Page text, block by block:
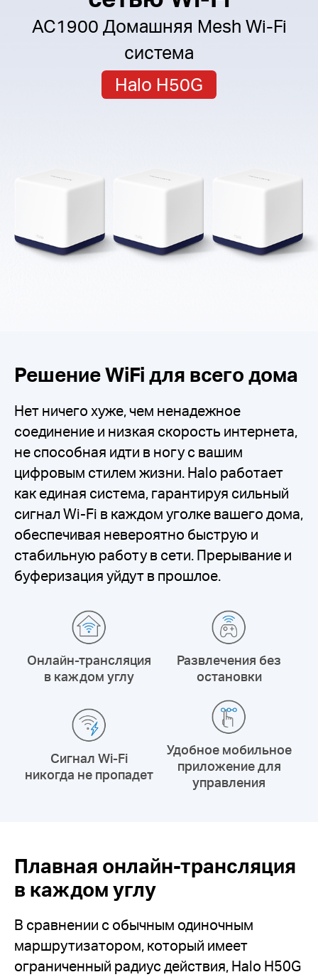
AC1900 Домашняя Mesh Wi-Fi
система
Halo H50G
Решение WiFi для всего дома
Нет ничего хуже, чем ненадежное
соединение и низкая скорость интернета,
не способная идти в ногу с вашим
цифровым стилем жизни. Halo работает
как единая система, гарантируя сильный
сигнал Wi-Fi в каждом уголке вашего дома,
обеспечивая невероятно быструю и
стабильную работу в сети. Прерывание и
буферизация уйдут в прошлое.
Онлайн-трансляция
в каждом углу
Развлечения без
остановки
Сигнал Wi-Fi
никогда не пропадет
Удобное мобильное
приложение для
управления
Плавная онлайн-трансляция
в каждом углу
В сравнении с обычным одиночным
маршрутизатором, который имеет
ограниченный радиус действия, Halo H50G